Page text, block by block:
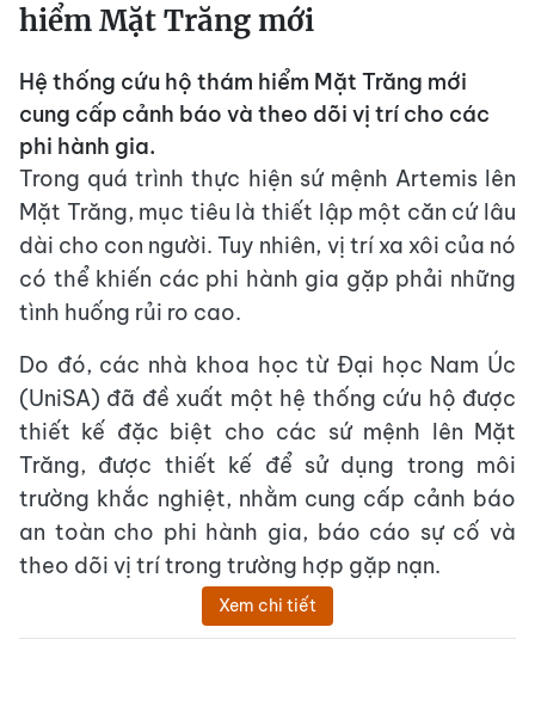
hiểm Mặt Trăng mới
Hệ thống cứu hộ thám hiểm Mặt Trăng mới
cung cấp cảnh báo và theo dõi vị trí cho các
phi hành gia.
Trong quá trình thực hiện sứ mệnh Artemis lên
Mặt Trăng, mục tiêu là thiết lập một căn cứ lâu
dài cho con người. Tuy nhiên, vị trí xa xôi của nó
có thể khiến các phi hành gia gặp phải những
tình huống rủi ro cao.
Do đó, các nhà khoa học từ Đại học Nam Úc
(UniSA) đã đề xuất một hệ thống cứu hộ được
thiết kế đặc biệt cho các sứ mệnh lên Mặt
Trăng, được thiết kế để sử dụng trong môi
trường khắc nghiệt, nhằm cung cấp cảnh báo
an toàn cho phi hành gia, báo cáo sự cố và
theo dõi vị trí trong trường hợp gặp nạn.
Xem chi tiết